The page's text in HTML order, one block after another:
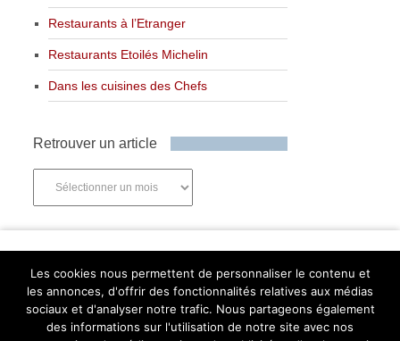
Restaurants à l’Etranger
Restaurants Etoilés Michelin
Dans les cuisines des Chefs
Retrouver un article
Les cookies nous permettent de personnaliser le contenu et
les annonces, d'offrir des fonctionnalités relatives aux médias
sociaux et d'analyser notre trafic. Nous partageons également
des informations sur l'utilisation de notre site avec nos